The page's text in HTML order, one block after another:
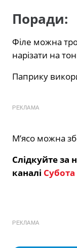
Поради:
Філе можна
нарізати на
Паприку
РЕКЛАМА
М’ясо можна
Слідкуйте
каналі
РЕКЛАМА